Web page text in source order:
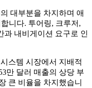
대부분을 차지하며 애
니다. 투어링, 크루저,
과 내비게이션 요구로 인
스템 시장에서 지배적
만 달러 매출의 상당 부
큰 비율을 차지했습니